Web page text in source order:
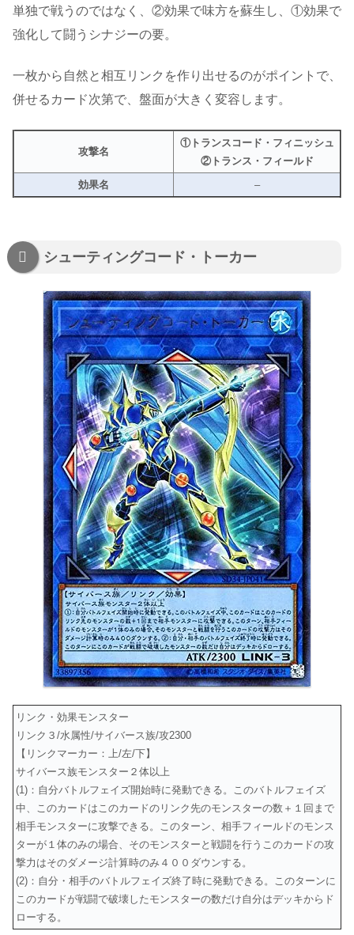
単独で戦うのではなく、②効果で味方を蘇生し、①効果で
強化して闘うシナジーの要。
一枚から自然と相互リンクを作り出せるのがポイントで、
併せるカード次第で、盤面が大きく変容します。
攻撃名
①トランスコード・フィニッシュ
②トランス・フィールド
効果名
–
シューティングコード・トーカー
リンク・効果モンスター
リンク３/水属性/サイバース族/攻2300
【リンクマーカー：上/左/下】
サイバース族モンスター２体以上
(1)：自分バトルフェイズ開始時に発動できる。このバトルフェイズ
中、このカードはこのカードのリンク先のモンスターの数＋１回まで
相手モンスターに攻撃できる。このターン、相手フィールドのモンス
ターが１体のみの場合、そのモンスターと戦闘を行うこのカードの攻
撃力はそのダメージ計算時のみ４００ダウンする。
(2)：自分・相手のバトルフェイズ終了時に発動できる。このターンに
このカードが戦闘で破壊したモンスターの数だけ自分はデッキからド
ローする。